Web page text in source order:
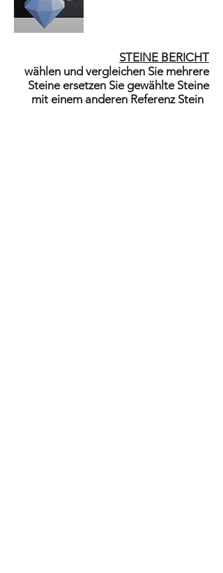
STEINE BERICHT
wählen und vergleichen Sie mehrere
Steine ersetzen Sie gewählte Steine
mit einem anderen Referenz Stein